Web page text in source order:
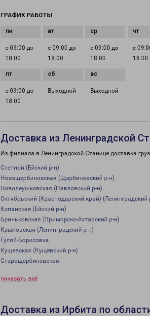
ГРАФИК РАБОТЫ
с 09:00 до
18:00
с 09:00 до
18:00
с 09:00 до
18:00
с
18:00
с 09:00 до
18:00
Выходной Выходной
Доставка из Ленинградской
Из филиала в Ленинградской Станице доставка
Степной (Ейский р-н)
Новощербиновская (Щербиновский р-н)
Новолеушковская (Павловский р-н)
Октябрьский (Краснодарский край) (Ленинградский
Копанская (Ейский р-н)
Бриньковская (Приморско-Ахтарский р-н)
Крыловская (Ленинградский р-н)
Гуляй-Борисовка
Кущевская (Кущёвский р-н)
Старощербиновская
показать всё
Доставка из Ирбита по